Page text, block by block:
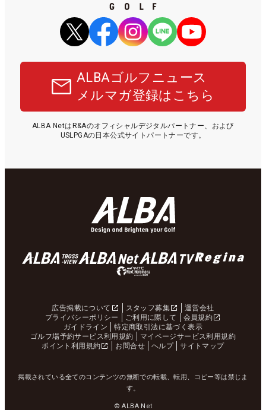
ALBAゴルフニュース
メルマガ登録はこちら
ALBA NetはR&Aのオフィシャルデジタルパートナー、および
USLPGAの日本公式サイトパートナーです。
広告掲載について スタッフ募集
運営会社
プライバシーポリシー
ご利用に際して
会員規約
ガイドライン
特定商取引法に基づく表示
ゴルフ場予約サービス利用規約
マイページサービス利用規約
ポイント利用規約
お問合せ ヘルプ サイトマップ
掲載されている全てのコンテンツの無断での転載、転用、コピー等は禁じま
す。
© ALBA Net